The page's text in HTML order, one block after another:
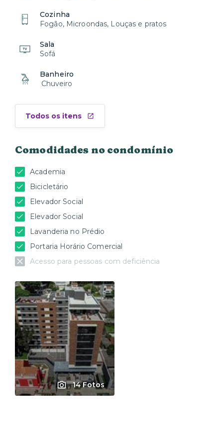
Cozinha
Fogão, Microondas, Louças e pratos
Sala
Sofá
Banheiro
Chuveiro
Todos os itens
Comodidades no condomínio
Academia
Bicicletário
Elevador Social
Elevador Social
Lavanderia no Prédio
Portaria Horário Comercial
Acesso para pessoas com deficiência
14 Fotos